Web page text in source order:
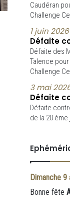
Caudéran
Challenge
1 juin 2026
Défaite
Défaite des
Talence
Challenge
3 mai
Défaite
Défaite
de la 20
Dimanche 9
Bonne fête